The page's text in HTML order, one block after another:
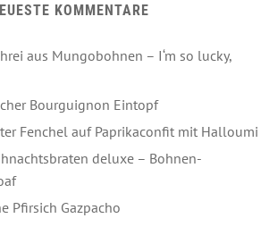
KOMMENTARE
aus Mungobohnen – I‘m so lucky,
Bourguignon Eintopf
Fenchel auf Paprikaconfit mit Halloumi
deluxe – Bohnen-
Pfirsich Gazpacho